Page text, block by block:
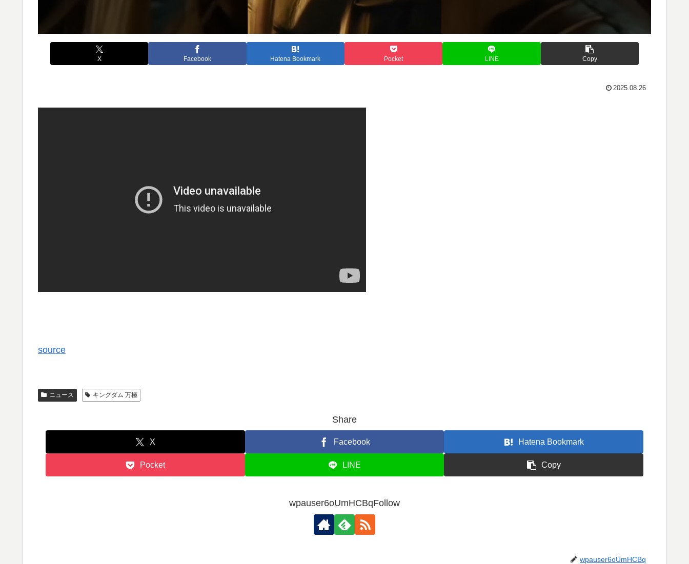
X Facebook Hatena Bookmark Pocket LINE Copy
2025.08.26
source
ニュース キングダム 万極
Share
X Facebook Hatena Bookmark
Pocket LINE Copy
wpauser6oUmHCBqFollow
wpauser6oUmHCBq